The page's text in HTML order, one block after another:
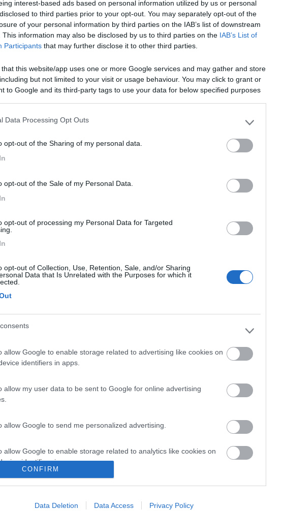
interest-based ads based on personal information utilized by us or personal
to third parties prior to your opt-out. You may separately opt-out of the
of your personal information by third parties on the IAB’s list of downstream
This information may also be disclosed by us to third parties on the IAB’s List of
Participants that may further disclose it to other third parties.
that this website/app uses one or more Google services and may gather and store
but not limited to your visit or usage behaviour. You may click to grant or
to Google and its third-party tags to use your data for below specified purposes
Data Processing Opt Outs
opt-out of the Sharing of my personal data.
opt-out of the Sale of my Personal Data.
opt-out of processing my Personal Data for Targeted
opt-out of Collection, Use, Retention, Sale, and/or Sharing
Data that Is Unrelated with the Purposes for which it
allow Google to enable storage related to advertising like cookies on
identifiers in apps.
allow my user data to be sent to Google for online advertising
allow Google to send me personalized advertising.
allow Google to enable storage related to analytics like cookies on
identifiers in apps.
allow Google to enable storage related to functionality of the website
CONFIRM
Data Deletion Data Access Privacy Policy
oltre i 200 mila km, magari se è stato fermo molto un cambio olio non fa male.
pensa alla sostituzione delle anteriori, ma se in buono stato senza
ti consigli qualcuno che ha la possibilità di vederle... cris
!! [;)][}:)][;)][}:)]
Grazie a Suki 74 per aver chiarito il dubbio cinghia/catena. Grazie a 100176 per
pari al nuovo. Grazie a Nemo Family per avermi rammentato che non
le mie vacanze in tranquillità grazie anche a voi. Ciao [:D][:D][:D][:D]
Tour dell'Arco Alpino:
Previous
data 16/06/2014 21:29:22 (Visualizza messaggio in nuova finestra >
ma i mezzi di quegli anni erano coinvolti in una campagna di servizio che
se, magari in privato me lo vuoi comunicare, posso verificare se il tuo mezzo
seguo (quando gli impegni me lo permettono i tuoi consigli, mitico il post sulla EGR
d'anni mi è arrivata una lettere della Ford per il richiamo al tendicatena.